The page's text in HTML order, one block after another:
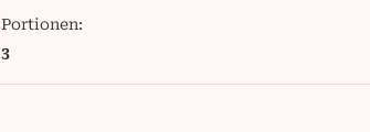
Portionen:
3